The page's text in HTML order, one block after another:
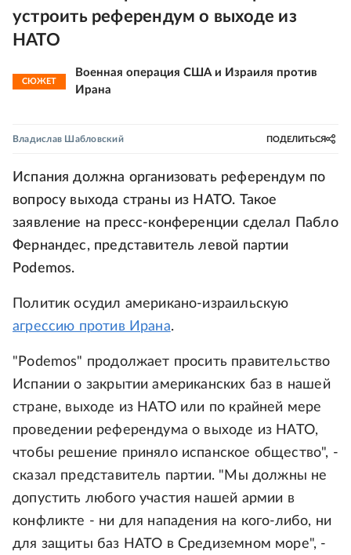
устроить референдум о выходе из
НАТО
СЮЖЕТ
Военная операция США и Израиля против
Ирана
Владислав Шабловский ПОДЕЛИТЬСЯ
Испания должна организовать референдум по
вопросу выхода страны из НАТО. Такое
заявление на пресс-конференции сделал Пабло
Фернандес, представитель левой партии
Podemos.
Политик осудил американо-израильскую
агрессию против Ирана.
"Podemos" продолжает просить правительство
Испании о закрытии американских баз в нашей
стране, выходе из НАТО или по крайней мере
проведении референдума о выходе из НАТО,
чтобы решение приняло испанское общество", -
сказал представитель партии. "Мы должны не
допустить любого участия нашей армии в
конфликте - ни для нападения на кого-либо, ни
для защиты баз НАТО в Средиземном море", -